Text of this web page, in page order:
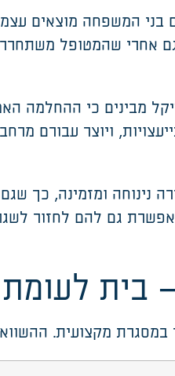
המשפחה מוצאים
אחרי שהמטופל משתחרר
מבינים כי ההחלמה
ויוצר עבורם
נינוחה ומזמינה,
גם להם לחזור
בית
מקצועית.